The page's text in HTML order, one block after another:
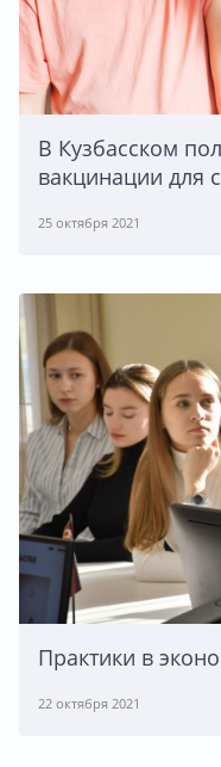
В Кузбасском
вакцинации для
25 октября 2021
Практики в
22 октября 2021